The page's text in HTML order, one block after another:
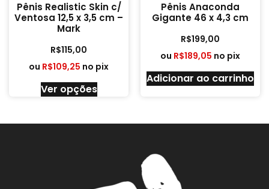
Pênis Realistic Skin c/
Ventosa 12,5 x 3,5 cm –
Mark
R$115,00
ou R$109,25 no pix
Ver opções
Pênis Anaconda
Gigante 46 x 4,3 cm
R$199,00
ou R$189,05 no pix
Adicionar ao carrinho